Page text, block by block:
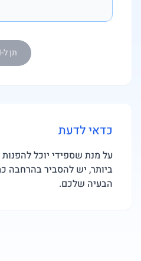
תן ל-Speedy AI לטפל בזה
כדאי לדעת
על מנת שספידי יוכל להפנות
ביותר, יש להסביר
הבעיה שלכם.